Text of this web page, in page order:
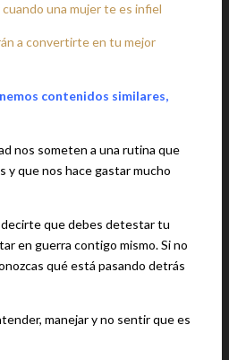
una mujer te es infiel
a convertirte en tu mejor
contenidos similares,
nos someten a una rutina que
y que nos hace gastar mucho
que debes detestar tu
en guerra contigo mismo. Si no
qué está pasando detrás
manejar y no sentir que es